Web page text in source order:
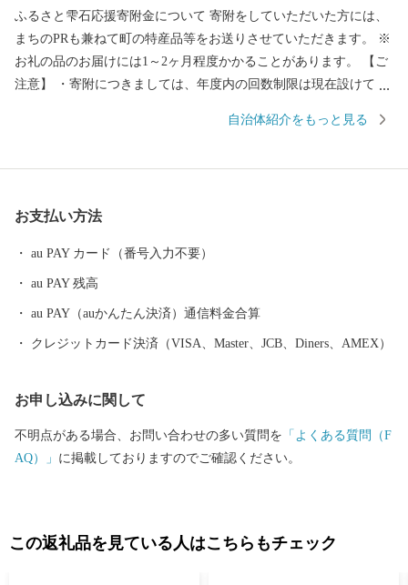
ふるさと雫石応援寄附金について 寄附をしていただいた方には、
まちのPRも兼ねて町の特産品等をお送りさせていただきます。 ※
お礼の品のお届けには1～2ヶ月程度かかることがあります。 【ご
注意】 ・寄附につきましては、年度内の回数制限は現在設けてお
は、雫石町外にお住まいの方に限らせていただきます。 ■□
l：shizukuishi@furusato-bpo.com
自治体紹介をもっと見る
お支払い方法
au PAY カード（番号入力不要）
au PAY 残高
au PAY（auかんたん決済）通信料金合算
クレジットカード決済（VISA、Master、JCB、Diners、AMEX）
お申し込みに関して
不明点がある場合、お問い合わせの多い質問を 「よくある質問（F
AQ）」 に掲載しておりますのでご確認ください。
この返礼品を見ている人はこちらもチェック